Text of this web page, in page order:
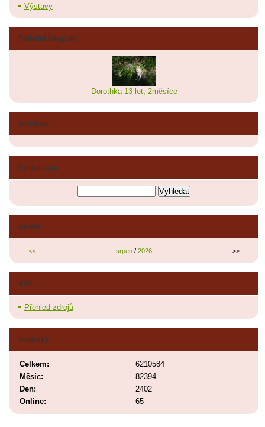
Výstavy
Poslední fotografie
Dorothka 13 let, 2měsíce
Facebook
Vyhledávání
Archiv
<< srpen/ 2026 >>
RSS
Přehled zdrojů
Statistiky
Online: 65
Celkem:
6210584
Měsíc:
82394
Den:
2402